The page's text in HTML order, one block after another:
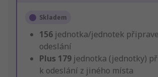
Skladem
156 jednotka/jednotek
odeslání
Plus 179 jednotka (jednotky)
k odeslání z jiného místa